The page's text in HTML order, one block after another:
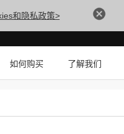
和隐私政策>
如何购买 了解我们
以下表格获取